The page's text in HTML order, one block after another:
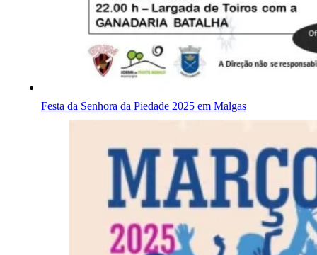
Festa da Senhora da Piedade 2025 em Malgas